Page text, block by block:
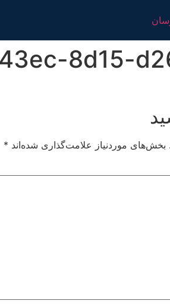
8d15-
بخش‌های موردنیاز علامت‌گذاری شده‌اند *